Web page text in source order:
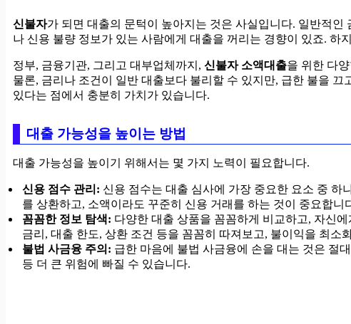
신불자가 되면 대출의 문턱이 높아지는 것은 사실입니다. 일반적인
나 신용 불량 정보가 있는 사람에게 대출을 꺼리는 경향이 있죠. 하
정부, 금융기관, 그리고 대부업체까지, 신불자 소액대출을 위한 다
물론, 금리나 조건이 일반 대출보다 불리할 수 있지만, 급한 불을 끄
있다는 점에서 충분히 가치가 있습니다.
대출 가능성을 높이는 방법
대출 가능성을 높이기 위해서는 몇 가지 노력이 필요합니다.
신용 점수 관리: 신용 점수는 대출 심사에 가장 중요한 요소 중 하
를 상환하고, 소액이라도 꾸준히 신용 거래를 하는 것이 중요합니
꼼꼼한 정보 탐색: 다양한 대출 상품을 꼼꼼하게 비교하고, 자신
금리, 대출 한도, 상환 조건 등을 꼼꼼히 따져보고, 불이익을 최소
불법 사금융 주의: 급한 마음에 불법 사금융에 손을 대는 것은 절
등 더 큰 위험에 빠질 수 있습니다.